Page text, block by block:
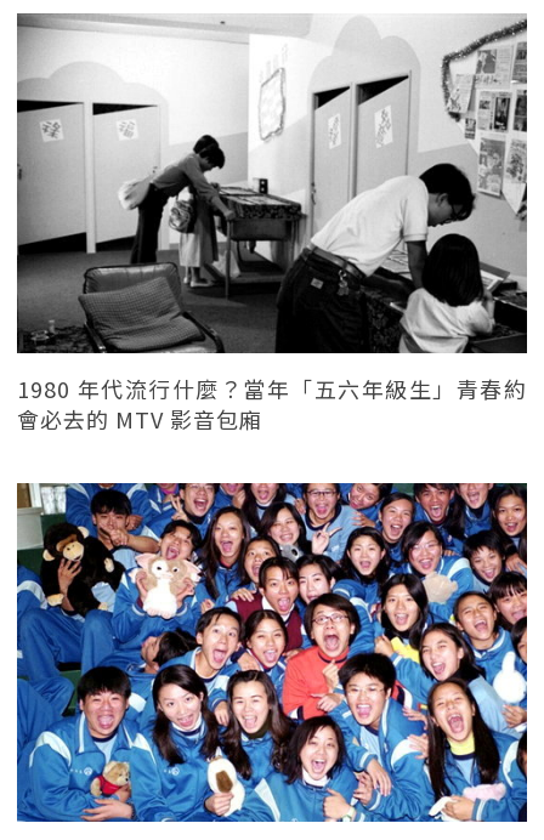
1980 年代流行什麼？當年「五六年級生」青春約
會必去的 MTV 影音包廂